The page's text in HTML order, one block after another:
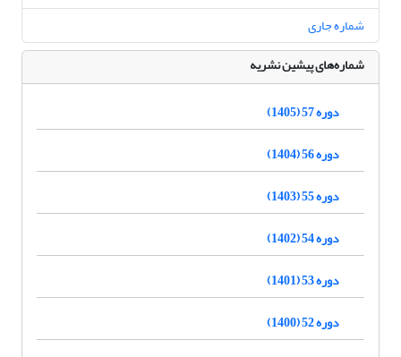
شماره جاری
شماره‌های پیشین نشریه
دوره 57 (1405)
دوره 56 (1404)
دوره 55 (1403)
دوره 54 (1402)
دوره 53 (1401)
دوره 52 (1400)